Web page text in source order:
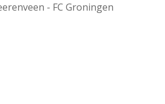
- FC Groningen